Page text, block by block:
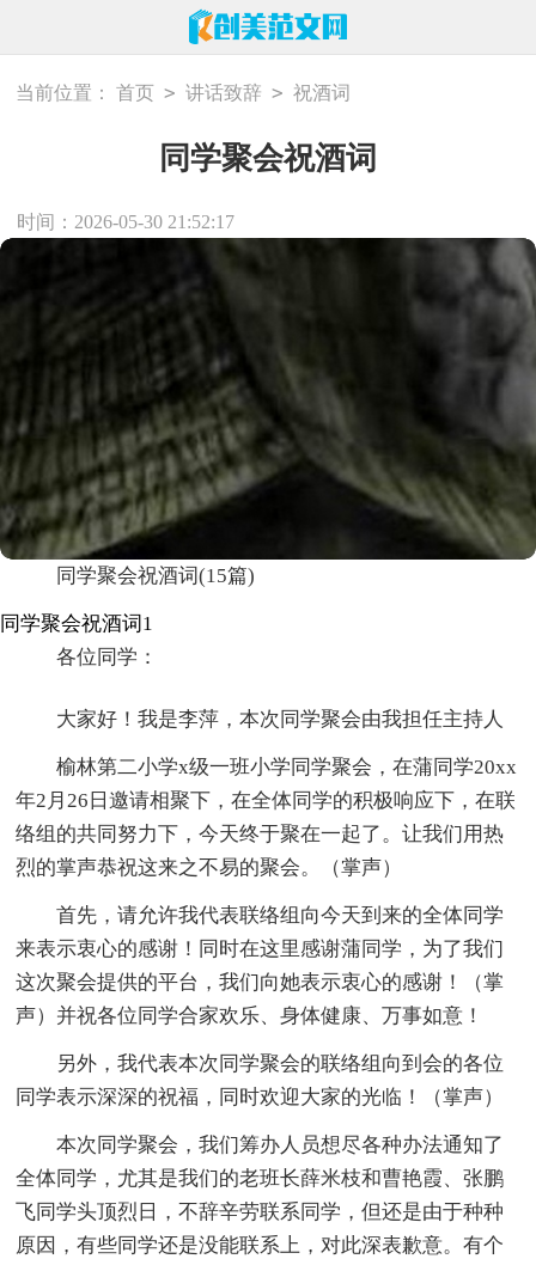
当前位置： 首页 > 讲话致辞 > 祝酒词
同学聚会祝酒词
时间：2026-05-30 21:52:17
同学聚会祝酒词(15篇)
同学聚会祝酒词1
各位同学：
大家好！我是李萍，本次同学聚会由我担任主持人
榆林第二小学x级一班小学同学聚会，在蒲同学20xx
年2月26日邀请相聚下，在全体同学的积极响应下，在联
络组的共同努力下，今天终于聚在一起了。让我们用热
烈的掌声恭祝这来之不易的聚会。（掌声）
首先，请允许我代表联络组向今天到来的全体同学
来表示衷心的感谢！同时在这里感谢蒲同学，为了我们
这次聚会提供的平台，我们向她表示衷心的感谢！（掌
声）并祝各位同学合家欢乐、身体健康、万事如意！
另外，我代表本次同学聚会的联络组向到会的各位
同学表示深深的祝福，同时欢迎大家的光临！（掌声）
本次同学聚会，我们筹办人员想尽各种办法通知了
全体同学，尤其是我们的老班长薛米枝和曹艳霞、张鹏
飞同学头顶烈日，不辞辛劳联系同学，但还是由于种种
原因，有些同学还是没能联系上，对此深表歉意。有个